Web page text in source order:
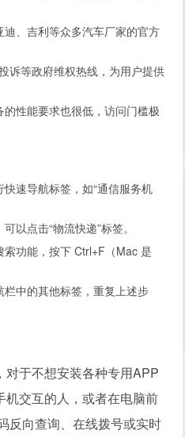
、吉利等众多汽车厂家的官方
诉等政府维权热线，为用户提供
性能要求也很低，访问门槛极
速导航标签，如“通信服务机
以点击“物流快递”标签。
功能，按下 Ctrl+F（Mac 是
中的其他标签，重复上述步
于不想安装各种专用APP
交互的人，或者在电脑前
反向查询、在线拨号或实时